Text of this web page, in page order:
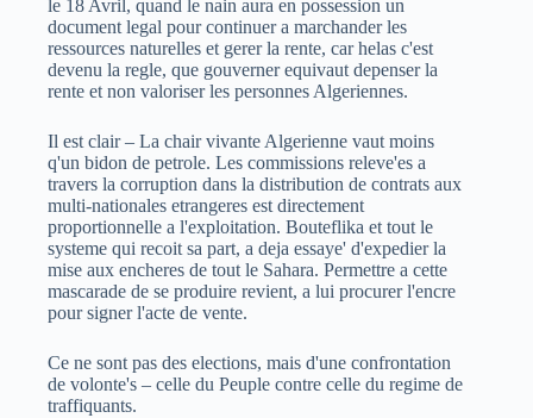
le 18 Avril, quand le nain aura en possession un
document legal pour continuer a marchander les
ressources naturelles et gerer la rente, car helas c'est
devenu la regle, que gouverner equivaut depenser la
rente et non valoriser les personnes Algeriennes.
Il est clair – La chair vivante Algerienne vaut moins
q'un bidon de petrole. Les commissions releve'es a
travers la corruption dans la distribution de contrats aux
multi-nationales etrangeres est directement
proportionnelle a l'exploitation. Bouteflika et tout le
systeme qui recoit sa part, a deja essaye' d'expedier la
mise aux encheres de tout le Sahara. Permettre a cette
mascarade de se produire revient, a lui procurer l'encre
pour signer l'acte de vente.
Ce ne sont pas des elections, mais d'une confrontation
de volonte's – celle du Peuple contre celle du regime de
traffiquants.